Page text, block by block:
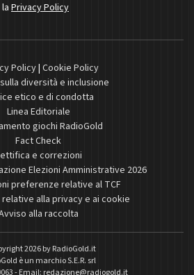
Privacy Policy
Policy| Cookie Policy
diversità e inclusione
etico e di condotta
Linea Editoriale
giochi RadioGold
Fact Check
e correzioni
Elezioni Amministrative 2026
preferenze relative al TCF
alla privacy e ai cookie
alla raccolta
2026 byRadioGold.it
è un marchio S.E.R. srl
- Email: redazione@radiogold.it